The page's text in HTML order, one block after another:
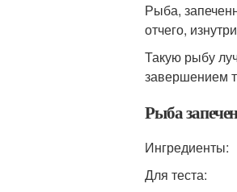
Рыба,
отчего,
Такую рыбу
завершением
Рыба
Ингредиенты:
Для теста: